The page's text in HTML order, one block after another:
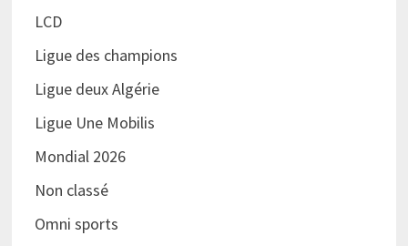
LCD
Ligue des champions
Ligue deux Algérie
Ligue Une Mobilis
Mondial 2026
Non classé
Omni sports